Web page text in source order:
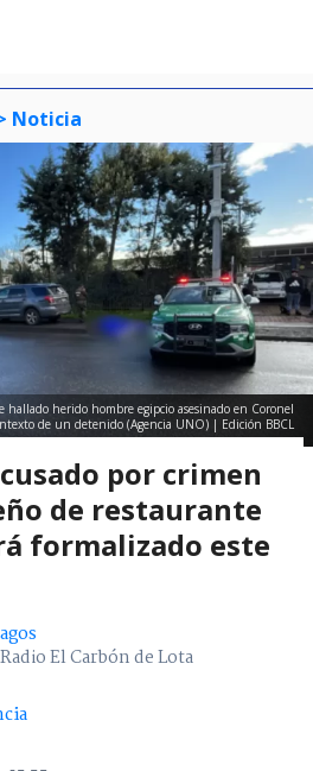
Noticia
hallado herido hombre egipcio asesinado en Coronel
de un detenido (Agencia UNO) | Edición BBCL
por crimen
de restaurante
formalizado este
El Carbón de Lota